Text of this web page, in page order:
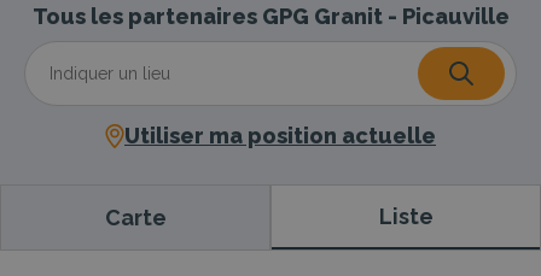
Tous les partenaires GPG Granit - Picauville
Utiliser ma position actuelle
Carte Liste